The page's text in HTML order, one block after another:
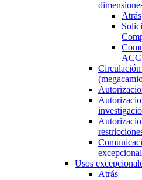
Atrás
ACC
Circulación
Usos
Atrás